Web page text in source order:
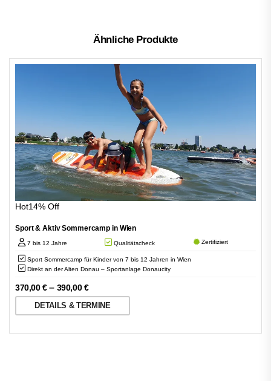
Ähnliche Produkte
Hot14% Off
Sport & Aktiv Sommercamp in Wien
7 bis 12 Jahre Qualitätscheck Zertifiziert
Sport Sommercamp für Kinder von 7 bis 12 Jahren in Wien
Direkt an der Alten Donau – Sportanlage Donaucity
370,00€– 390,00€
DETAILS & TERMINE